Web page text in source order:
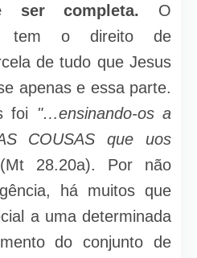
ser com­pleta. O
tem o direito de
de tudo que Jesus
apenas e essa parte.
foi
"…ensinando-os a
COUSAS que uos
(Mt 28.20a). Por não
há muitos que
a uma determinada
do conjunto de